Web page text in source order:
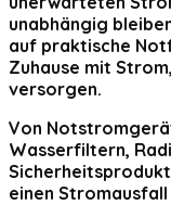
unabhängig
auf praktische
Zuhause mit
versorgen.
Von
Wasserfiltern,
einen